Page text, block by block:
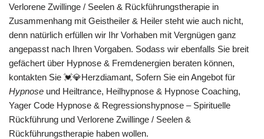
Verlorene Zwillinge / Seelen & Rückführungstherapie in
Zusammenhang mit Geistheiler & Heiler steht wie auch nicht,
denn natürlich erfüllen wir Ihr Vorhaben mit Vergnügen ganz
angepasst nach Ihren Vorgaben. Sodass wir ebenfalls Sie breit
gefächert über Hypnose & Fremdenergien beraten können,
kontakten Sie 💓️💎Herzdiamant, Sofern Sie ein Angebot für
Hypnose und Heiltrance, Heilhypnose & Hypnose Coaching,
Yager Code Hypnose & Regressionshypnose – Spirituelle
Rückführung und Verlorene Zwillinge / Seelen &
Rückführungstherapie haben wollen.